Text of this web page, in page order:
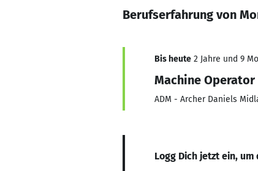
Berufserfahrung von
Bis heute 2 Jahre und 9
Machine Operator
ADM - Archer Daniels
Logg Dich jetzt ein,